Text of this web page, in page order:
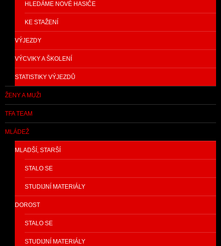
HLEDÁME NOVÉ HASIČE
KE STAŽENÍ
VÝJEZDY
VÝCVIKY A ŠKOLENÍ
STATISTIKY VÝJEZDŮ
ŽENY A MUŽI
TFA TEAM
MLÁDEŽ
MLADŠÍ, STARŠÍ
STALO SE
STUDIJNÍ MATERIÁLY
DOROST
STALO SE
STUDIJNÍ MATERIÁLY